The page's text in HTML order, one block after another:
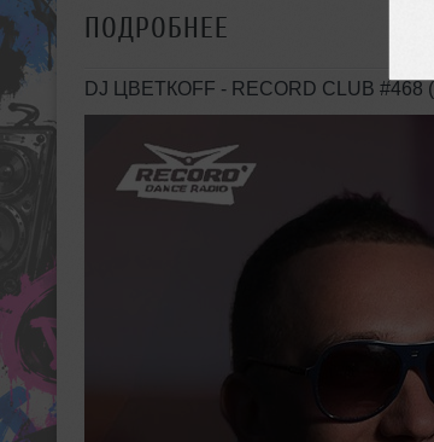
ПОДРОБНЕЕ
DJ ЦВЕТКОFF - RECORD CLUB #468